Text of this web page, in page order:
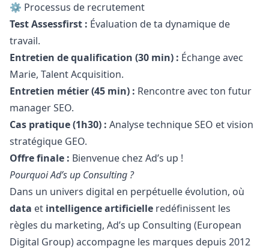
⚙️ Processus de recrutement
Test Assessfirst : Évaluation de ta dynamique de
travail.
Entretien de qualification (30 min) : Échange avec
Marie, Talent Acquisition.
Entretien métier (45 min) : Rencontre avec ton futur
managerSEO.
Cas pratique (1h30) : Analyse technique SEO et vision
stratégique GEO.
Offre finale : Bienvenue chez Ad’s up !
Pourquoi Ad’s up Consulting ?
Dans un univers digital en perpétuelle évolution, où
data et intelligence artificielle redéfinissent les
règles du marketing, Ad’s up Consulting (European
Digital Group) accompagne les marques depuis 2012